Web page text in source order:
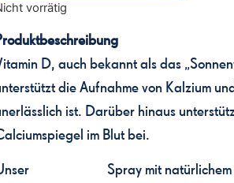
vorrätig
D, auch bekannt als das
die Aufnahme von Kalzium
ist. Darüber hinaus
im Blut bei.
Spray mit